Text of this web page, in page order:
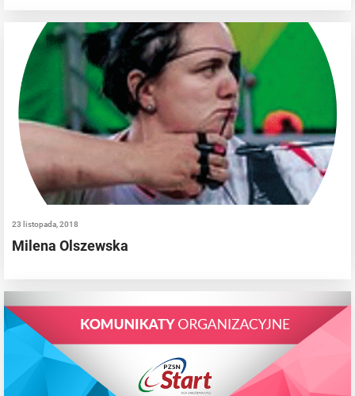
23 listopada, 2018
Milena Olszewska